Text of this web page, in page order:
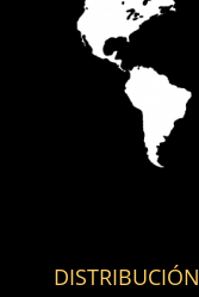
DISTRIBUCIÓN